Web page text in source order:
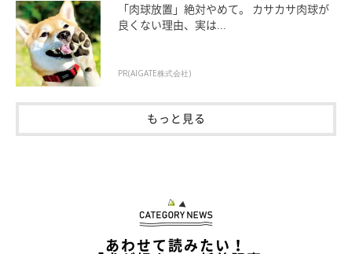
Renくんの可愛さに感動する日々
「肉球放置」絶対やめて。 カサカサ肉球が
良くない理由、実は...
PR(AIGATE株式会社)
もっと見る
あわせて読みたい！